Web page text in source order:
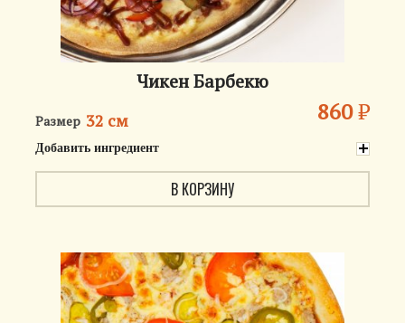
Чикен Барбекю
Размер 32 см 860₽
Добавить ингредиент
В КОРЗИНУ